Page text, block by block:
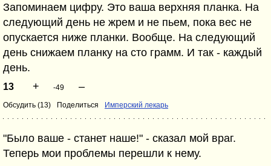
Запоминаем цифру. Это ваша верхняя планка. На
следующий день не жрем и не пьем, пока вес не
опускается ниже планки. Вообще. На следующий
день снижаем планку на сто грамм. И так - каждый
день.
13 + -49 –
Обсудить (13) Поделиться Имперский лекарь
"Было ваше - станет наше!" - сказал мой враг.
Теперь мои проблемы перешли к нему.